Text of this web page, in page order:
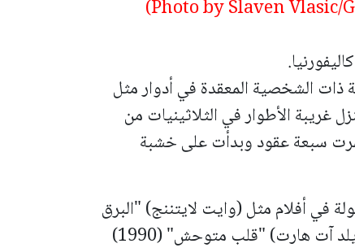
ذات الشخصية المعقدة في أدوار مثل
غريبة الأطوار في الثلاثينيات من
سبعة عقود وبدأت على خشبة
في أفلام مثل (وايت لايتننج) "البرق
الأبيض" (1973)، وفيلم الجريمة الدرامي (وايلد آت هارت) "قلب متوحش" (1990)